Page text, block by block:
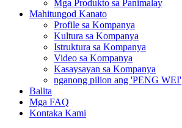
Mga Produkto sa Panimalay
Mahitungod Kanato
Profile sa Kompanya
Kultura sa Kompanya
Istruktura sa Kompanya
Video sa Kompanya
Kasaysayan sa Kompanya
nganong pilion ang 'PENG WEI'
Balita
Mga FAQ
Kontaka Kami